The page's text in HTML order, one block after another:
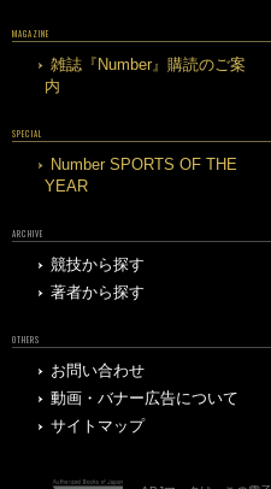
MAGAZINE
雑誌『Number』購読のご案
内
SPECIAL
Number SPORTS OF THE
YEAR
ARCHIVE
競技から探す
著者から探す
OTHERS
お問い合わせ
動画・バナー広告について
サイトマップ